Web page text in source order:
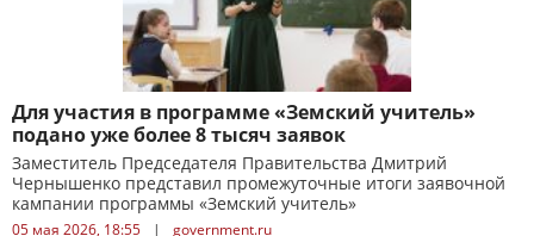
Для участия в программе «Земский учитель»
подано уже более 8 тысяч заявок
Заместитель Председателя Правительства Дмитрий
Чернышенко представил промежуточные итоги заявочной
кампании программы «Земский учитель»
05 мая 2026, 18:55 |
government.ru